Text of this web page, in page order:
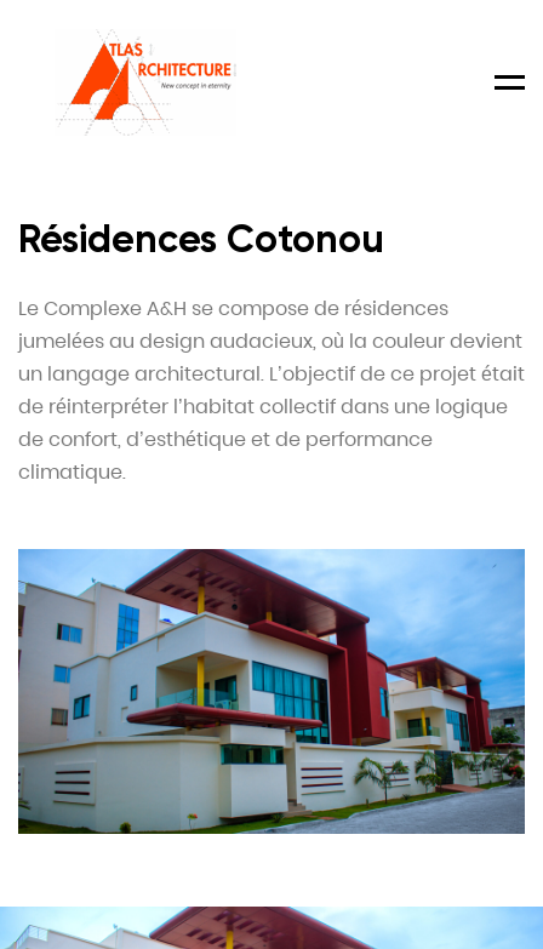
Résidences Cotonou
Le Complexe A&H se compose de résidences
jumelées au design audacieux, où la couleur devient
un langage architectural. L’objectif de ce projet était
de réinterpréter l’habitat collectif dans une logique
de confort, d’esthétique et de performance
climatique.